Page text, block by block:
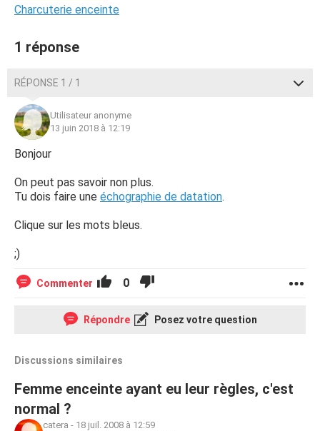
Charcuterie enceinte
1 réponse
RÉPONSE 1 / 1
Utilisateur anonyme
13 juin 2018 à 12:19
Bonjour
On peut pas savoir non plus.
Tu dois faire une échographie de datation.
Clique sur les mots bleus.
;)
Commenter 0
Répondre Posez votre question
Discussions similaires
Femme enceinte ayant eu leur règles, c'est
normal ?
catera - 18 juil. 2008 à 12:59